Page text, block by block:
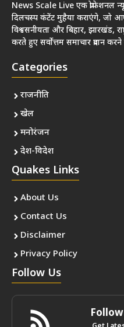
News Scale Live एक प्रोफेशनल
दिलचस्प कंटेंट मुहैया कराएंगे, जो
विश्वसनीयता और बिहार, झारखंड,
करते हुए सर्वोत्तम समाचार प्रदान
Categories
राजनीति
खेल
मनोरंजन
देश-विदेश
Quakes Links
About Us
Contact Us
Disclaimer
Privacy Policy
Follow Us